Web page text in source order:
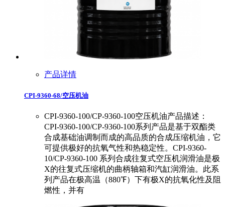
产品详情
CPI-9360-68/空压机油
CPI-9360-100/CP-9360-100空压机油产品描述：
CPI-9360-100/CP-9360-100系列产品是基于双酯类
合成基础油调制而成的高品质的合成压缩机油，它
可提供极好的抗氧气性和热稳定性。CPI-9360-
10/CP-9360-100 系列合成往复式空压机润滑油是极
X的往复式压缩机的曲柄轴箱和汽缸润滑油。此系
列产品在极高温（880℉）下有极X的抗氧化性及阻
燃性，并有